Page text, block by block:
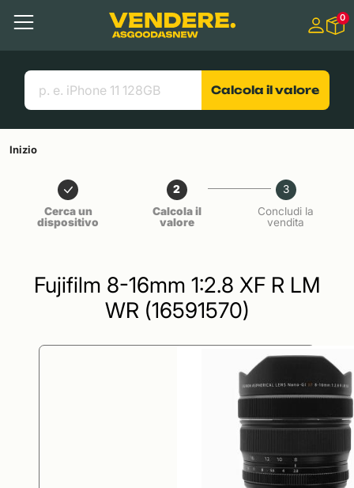
Contenuto principale
Menu
Cerca
Link utili
0
Calcola il valore
Inizio
Cerca un
dispositivo
2
Calcola il
valore
3
Concludi la
vendita
Fujifilm 8-16mm 1:2.8 XF R LM
WR (16591570)